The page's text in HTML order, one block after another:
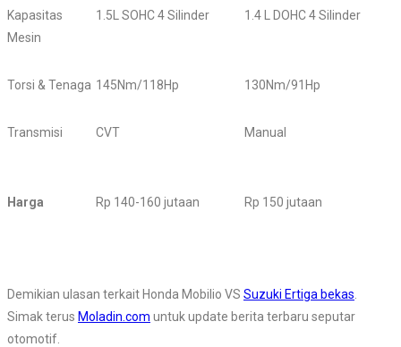
Kapasitas
Mesin
1.5L SOHC 4 Silinder 1.4 L DOHC 4 Silinder
Torsi & Tenaga 145Nm/118Hp 130Nm/91Hp
Transmisi CVT Manual
Harga Rp 140-160 jutaan Rp 150 jutaan
Demikian ulasan terkait Honda Mobilio VS Suzuki Ertiga bekas
Simak terus Moladin.com untuk update berita terbaru seputar
otomotif.